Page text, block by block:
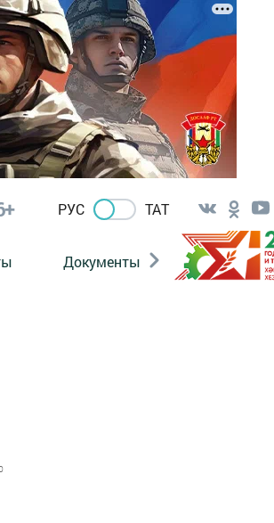
РУС ТАТ
Документы Патриотизм